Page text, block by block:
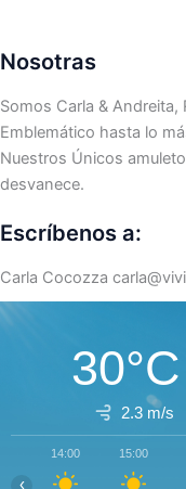
Nosotras
Somos Carla &
Emblemático hasta lo
Nuestros Únicos
desvanece.
Escríbenos a:
Carla Cocozza
30°C
2.3 m/s
14:00 15:00
‹